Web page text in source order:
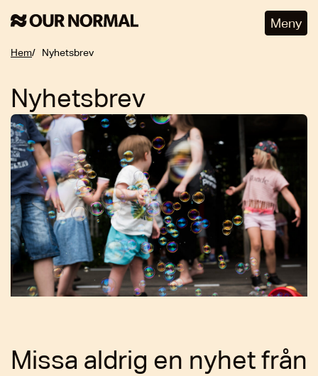
Meny
Hem Nyhetsbrev
Nyhetsbrev
Missa aldrig en nyhet från